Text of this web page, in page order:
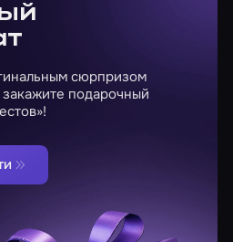
сюрпризом
подарочный